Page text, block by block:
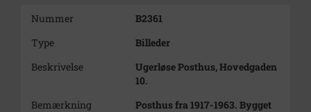
Nummer
B2361
Type
Billeder
Beskrivelse
Ugerløse Posthus, Hovedgaden
10.
Bemærkning
Posthus fra 1917-1963. Bygget